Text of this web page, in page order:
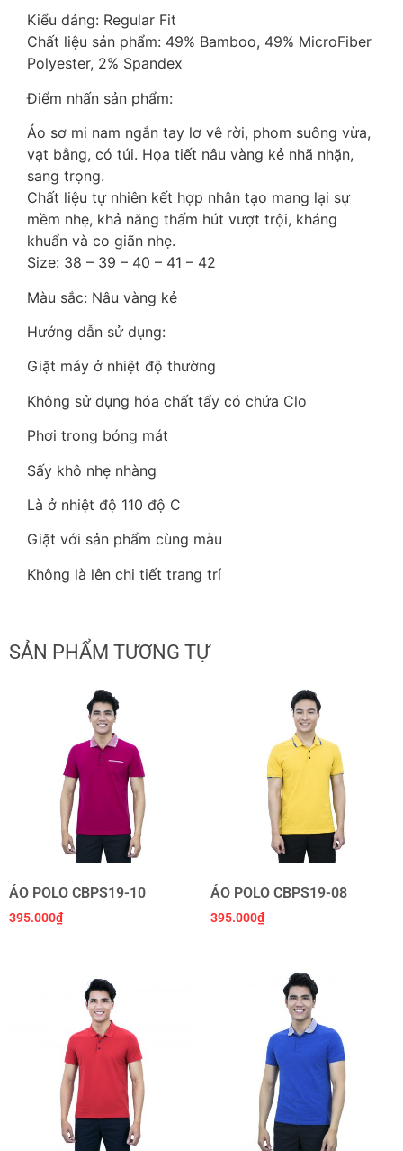
Kiểu dáng: Regular Fit
Chất liệu sản phẩm: 49% Bamboo, 49% MicroFiber
Polyester, 2% Spandex
Điểm nhấn sản phẩm:
Áo sơ mi nam ngắn tay lơ vê rời, phom suông vừa,
vạt bằng, có túi. Họa tiết nâu vàng kẻ nhã nhặn,
sang trọng.
Chất liệu tự nhiên kết hợp nhân tạo mang lại sự
mềm nhẹ, khả năng thấm hút vượt trội, kháng
khuẩn và co giãn nhẹ.
Size: 38 – 39 – 40 – 41 – 42
Màu sắc: Nâu vàng kẻ
Hướng dẫn sử dụng:
Giặt máy ở nhiệt độ thường
Không sử dụng hóa chất tẩy có chứa Clo
Phơi trong bóng mát
Sấy khô nhẹ nhàng
Là ở nhiệt độ 110 độ C
Giặt với sản phẩm cùng màu
Không là lên chi tiết trang trí
SẢN PHẨM TƯƠNG TỰ
ÁO POLO CBPS19-10
395.000₫
ÁO POLO CBPS19-08
395.000₫